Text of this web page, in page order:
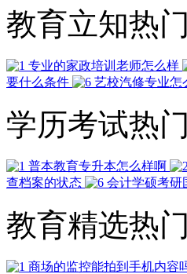
教育立知热门
专业的家政培训老师怎么样
要什么条件
艺校汽修专业怎
学历考试热门
普本教育专升本怎么样啊
查档案的状态
会计学硕考研
教育精选热门
商场的监控能拍到手机内容